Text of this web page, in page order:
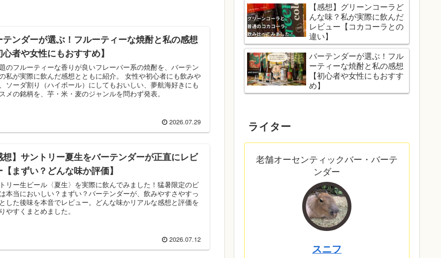
テンダーが選ぶ！フルーティーな焼酎と私の感想
者や女性にもおすすめ】
のフルーティーな香りが良いフレーバー系の焼酎を、バーテン
私が実際に飲んだ感想とともに紹介。 女性や初心者にも飲みや
ソーダ割り（ハイボール）にしてもおいしい、夢航海好きにも
メの銘柄を、芋・米・麦のジャンルを問わず発表。
2026.07.29
想】サントリー夏生をバーテンダーが正直にレビ
まずい？どんな味か評価】
リー生ビール〈夏生〉を実際に飲んでみました！猛暑限定のビ
本当においしい？まずい？バーテンダーが、飲みやすさやすっ
した後味を本音でレビュー。どんな味かリアルな感想と評価を
やすくまとめました。
2026.07.12
【感想】グリーンコーラど
んな味？私が実際に飲んだ
レビュー【コカコーラとの
違い】
バーテンダーが選ぶ！フル
ーティーな焼酎と私の感想
【初心者や女性にもおすす
め】
ライター
老舗オーセンティックバー・バーテ
ンダー
スニフ